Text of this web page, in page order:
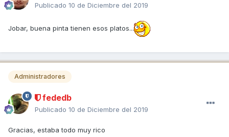
Publicado 10 de Diciembre del 2019
Jobar, buena pinta tienen esos platos...
Administradores
fededb
Publicado 10 de Diciembre del 2019
Gracias, estaba todo muy rico